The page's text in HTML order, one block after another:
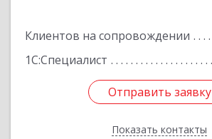
Клиентов на сопровождении
1С:Специалист
Отправить заявку
Показать контакты
Отправить заявку
Назад